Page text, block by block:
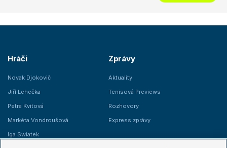
Hráči
Novak Djokovič
Jiří Lehečka
Petra Kvitová
Markéta Vondroušová
Iga Swiatek
Zprávy
Aktuality
Tenisová Previews
Rozhovory
Express zprávy